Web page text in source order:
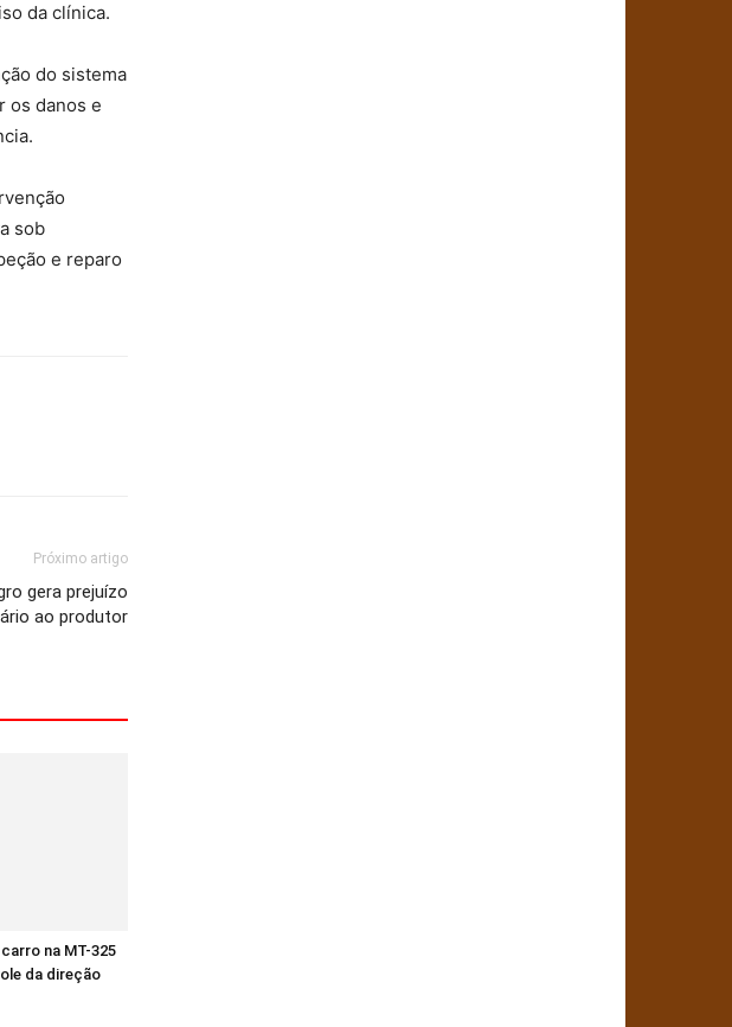
da clínica.
do sistema
os danos e
sob
e reparo
Próximo artigo
gera prejuízo
ao produtor
na MT-325
da direção